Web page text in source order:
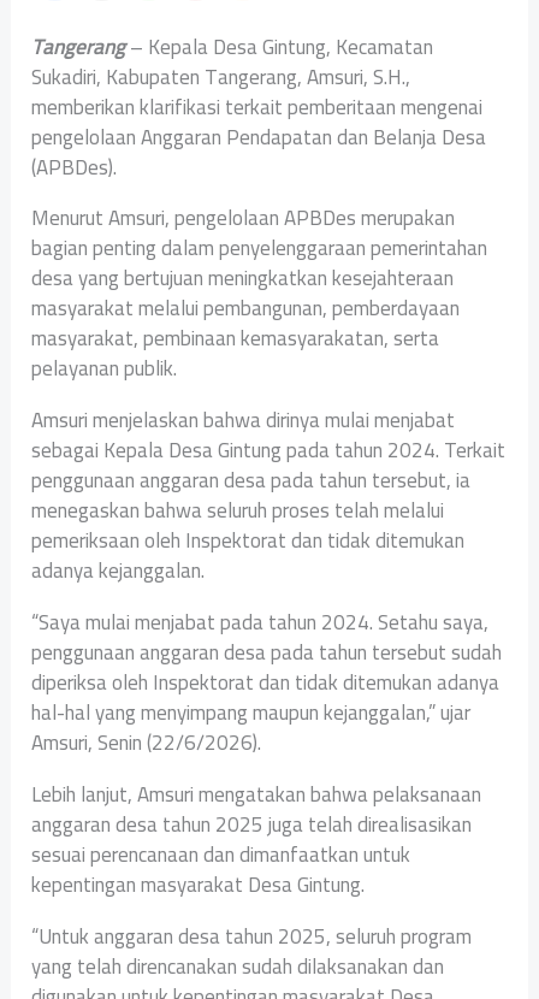
Tangerang– Kepala Desa Gintung, Kecamatan
Sukadiri, Kabupaten Tangerang, Amsuri, S.H.,
memberikan klarifikasi terkait pemberitaan mengenai
pengelolaan Anggaran Pendapatan dan Belanja Desa
(APBDes).
Menurut Amsuri, pengelolaan APBDes merupakan
bagian penting dalam penyelenggaraan pemerintahan
desa yang bertujuan meningkatkan kesejahteraan
masyarakat melalui pembangunan, pemberdayaan
masyarakat, pembinaan kemasyarakatan, serta
pelayanan publik.
Amsuri menjelaskan bahwa dirinya mulai menjabat
sebagai Kepala Desa Gintung pada tahun 2024. Terkait
penggunaan anggaran desa pada tahun tersebut, ia
menegaskan bahwa seluruh proses telah melalui
pemeriksaan oleh Inspektorat dan tidak ditemukan
adanya kejanggalan.
“Saya mulai menjabat pada tahun 2024. Setahu saya,
penggunaan anggaran desa pada tahun tersebut sudah
diperiksa oleh Inspektorat dan tidak ditemukan adanya
hal-hal yang menyimpang maupun kejanggalan,” ujar
Amsuri, Senin (22/6/2026).
Lebih lanjut, Amsuri mengatakan bahwa pelaksanaan
anggaran desa tahun 2025 juga telah direalisasikan
sesuai perencanaan dan dimanfaatkan untuk
kepentingan masyarakat Desa Gintung.
“Untuk anggaran desa tahun 2025, seluruh program
yang telah direncanakan sudah dilaksanakan dan